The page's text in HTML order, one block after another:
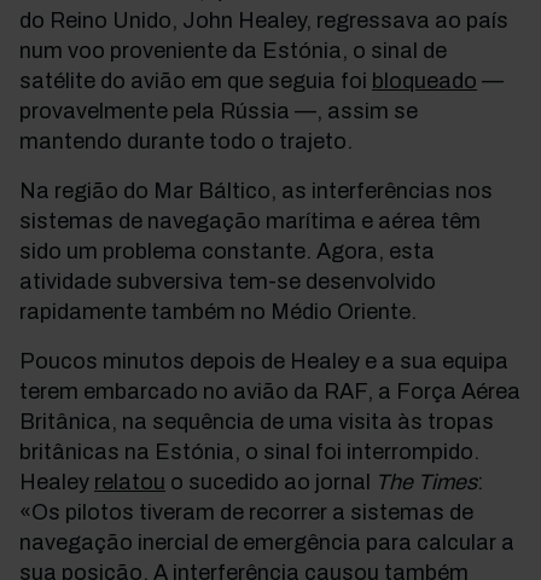
do Reino Unido, John Healey, regressava ao país
num voo proveniente da Estónia, o sinal de
satélite do avião em que seguia foi bloqueado —
provavelmente pela Rússia —, assim se
mantendo durante todo o trajeto.
Na região do Mar Báltico, as interferências nos
sistemas de navegação marítima e aérea têm
sido um problema constante. Agora, esta
atividade subversiva tem-se desenvolvido
rapidamente também no Médio Oriente.
Poucos minutos depois de Healey e a sua equipa
terem embarcado no avião da RAF, a Força Aérea
Britânica, na sequência de uma visita às tropas
britânicas na Estónia, o sinal foi interrompido.
Healey relatou o sucedido ao jornal The Times:
«Os pilotos tiveram de recorrer a sistemas de
navegação inercial de emergência para calcular a
sua posição. A interferência causou também